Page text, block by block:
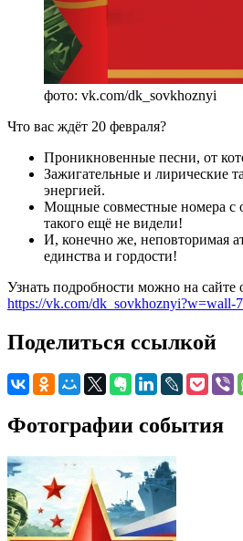
фото: vk.com/dk_sovkhoznyi
Что вас ждёт 20 февраля?
Проникновенные песни, от
Зажигательные и лирические
энергией.
Мощные совместные номера с
такого ещё не видели!
И, конечно же, неповторимая
единства и гордости!
Узнать подробности можно на сайте
https://vk.com/dk_sovkhoznyi?w=wall-
Поделиться ссылкой
Фотографии события